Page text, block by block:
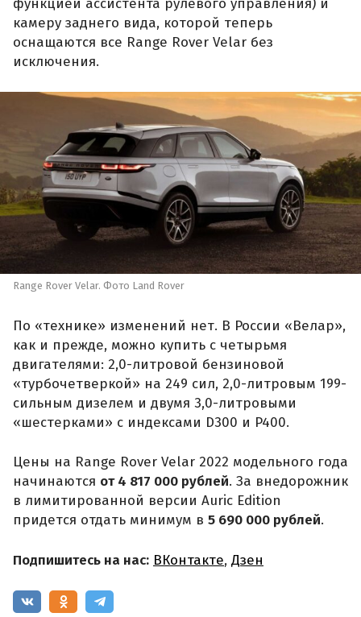
функцией ассистента рулевого управления) и
камеру заднего вида, которой теперь
оснащаются все Range Rover Velar без
исключения.
Range Rover Velar. Фото Land Rover
По «технике» изменений нет. В России «Велар»,
как и прежде, можно купить с четырьмя
двигателями: 2,0-литровой бензиновой
«турбочетверкой» на 249 сил, 2,0-литровым 199-
сильным дизелем и двумя 3,0-литровыми
«шестерками» с индексами D300 и P400.
Цены на Range Rover Velar 2022 модельного года
начинаются от 4 817 000 рублей. За внедорожник
в лимитированной версии Auric Edition
придется отдать минимум в 5 690 000 рублей.
Подпишитесь на нас: ВКонтакте, Дзен